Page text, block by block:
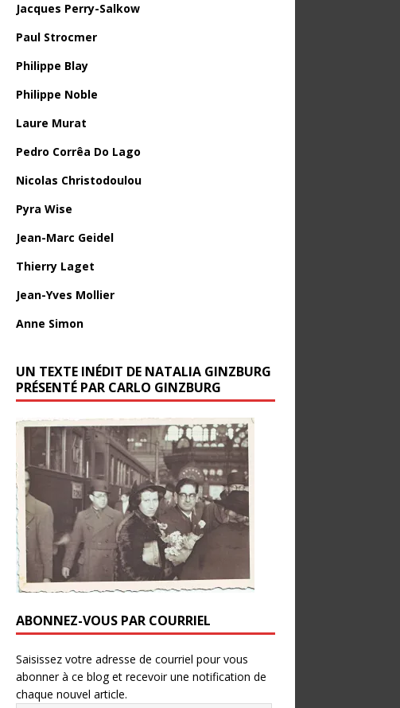
Jacques Perry-Salkow
Paul Strocmer
Philippe Blay
Philippe Noble
Laure Murat
Pedro Corrêa Do Lago
Nicolas Christodoulou
Pyra Wise
Jean-Marc Geidel
Thierry Laget
Jean-Yves Mollier
Anne Simon
UN TEXTE INÉDIT DE NATALIA GINZBURG
PRÉSENTÉ PAR CARLO GINZBURG
ABONNEZ-VOUS PAR COURRIEL
Saisissez votre adresse de courriel pour vous
abonner à ce blog et recevoir une notification de
chaque nouvel article.